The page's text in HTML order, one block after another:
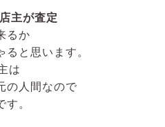
主が査定
るか
と思います。
は
の人間なので
。